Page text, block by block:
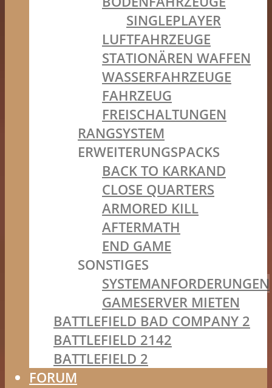
SINGLEPLAYER
LUFTFAHRZEUGE
STATIONÄREN WAFFEN
WASSERFAHRZEUGE
FAHRZEUG
FREISCHALTUNGEN
RANGSYSTEM
ERWEITERUNGSPACKS
BACK TO KARKAND
CLOSE QUARTERS
ARMORED KILL
AFTERMATH
END GAME
SONSTIGES
SYSTEMANFORDERUNGEN
GAMESERVER MIETEN
BATTLEFIELD BAD COMPANY 2
BATTLEFIELD 2142
BATTLEFIELD 2
FORUM